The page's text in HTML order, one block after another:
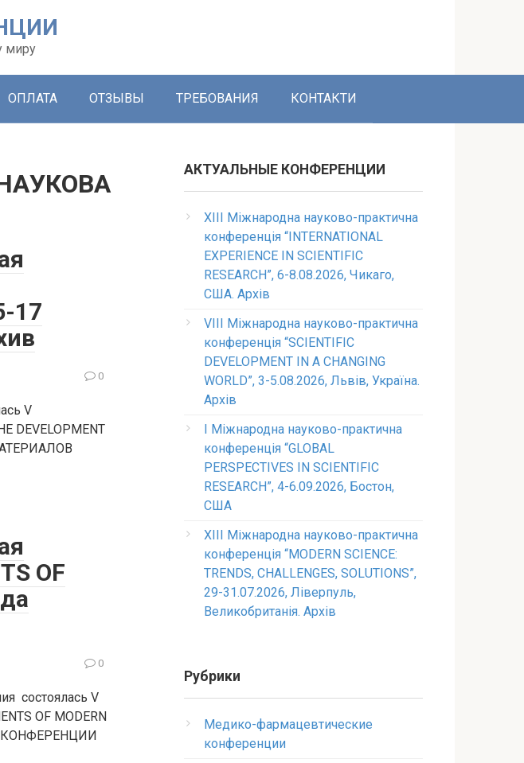
миру
ОПЛАТА ОТЗЫВЫ ТРЕБОВАНИЯ КОНТАКТИ
17
0
V
DEVELOPMENT
OF
0
состоялась V
OF MODERN
КОНФЕРЕНЦИИ
АКТУАЛЬНЫЕ КОНФЕРЕНЦИИ
XIII Міжнародна науково-практична
конференція “INTERNATIONAL
EXPERIENCE IN SCIENTIFIC
RESEARCH”, 6-8.08.2026, Чикаго,
США. Архів
VIII Міжнародна науково-практична
конференція “SCIENTIFIC
DEVELOPMENT IN A CHANGING
WORLD”, 3-5.08.2026, Львів, Україна.
Архів
I Міжнародна науково-практична
конференція “GLOBAL
PERSPECTIVES IN SCIENTIFIC
RESEARCH”, 4-6.09.2026, Бостон,
США
XIII Міжнародна науково-практична
конференція “MODERN SCIENCE:
TRENDS, CHALLENGES, SOLUTIONS”,
29-31.07.2026, Ліверпуль,
Великобританія. Архів
Рубрики
Медико-фармацевтические
конференции